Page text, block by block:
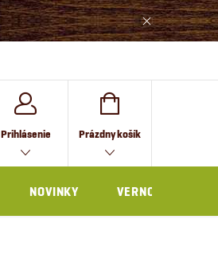
Prihlásenie
NÁKUPNÝ
KOŠÍK
Prázdny košík
NOVINKY VERNOSTNÝ